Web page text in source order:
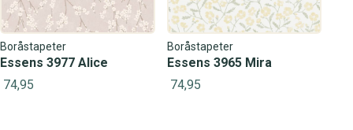
Boråstapeter
Essens 3977 Alice
74,95
Boråstapeter
Essens 3965 Mira
74,95